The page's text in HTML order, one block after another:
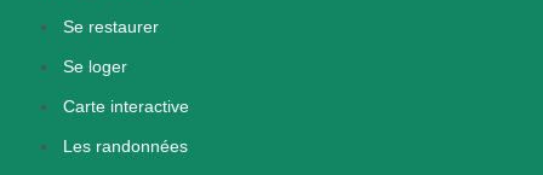
Se restaurer
Se loger
Carte interactive
Les randonnées